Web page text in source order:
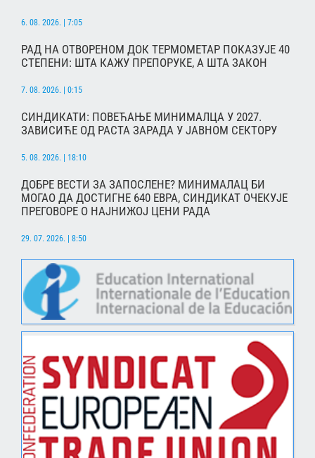
6. 08. 2026. | 7:05
РАД НА ОТВОРЕНОМ ДОК ТЕРМОМЕТАР ПОКАЗУЈЕ 40
СТЕПЕНИ: ШТА КАЖУ ПРЕПОРУКЕ, А ШТА ЗАКОН
7. 08. 2026. | 0:15
СИНДИКАТИ: ПОВЕЋАЊЕ МИНИМАЛЦА У 2027.
ЗАВИСИЋЕ ОД РАСТА ЗАРАДА У ЈАВНОМ СЕКТОРУ
5. 08. 2026. | 18:10
ДОБРЕ ВЕСТИ ЗА ЗАПОСЛЕНЕ? МИНИМАЛАЦ БИ
МОГАО ДА ДОСТИГНЕ 640 ЕВРА, СИНДИКАТ ОЧЕКУЈЕ
ПРЕГОВОРЕ О НАЈНИЖОЈ ЦЕНИ РАДА
29. 07. 2026. | 8:50